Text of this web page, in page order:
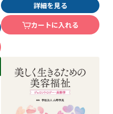
詳細を見る
カートに入れる